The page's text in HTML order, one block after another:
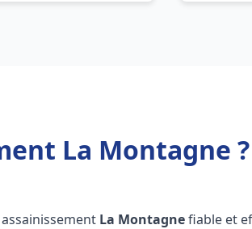
La Montagne ?
La Montagnefiable et